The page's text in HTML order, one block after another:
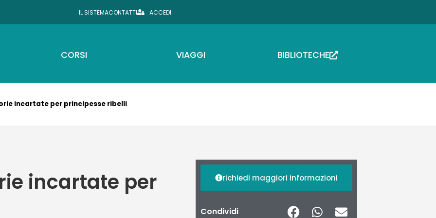
IL SISTEMACONTATTI ACCEDI
CORSI VIAGGI BIBLIOTECHE
incartate per principesse ribelli
incartate per richiedi maggiori informazioni
Condividi